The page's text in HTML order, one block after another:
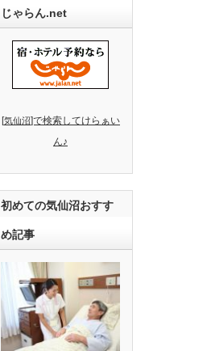
じゃらん.net
[気仙沼]で検索してけらぁい
ん♪
初めての気仙沼おすす
め記事